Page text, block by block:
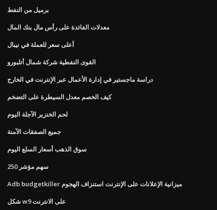
برميل من النفط
معدلات الفائدة على رأس مال بنك المال
أعلى سعر للعملة في نيبال
القوى النفطية شركة شمال أتلبورو
دراسة ماجستير في إدارة الأعمال عبر الإنترنت في الخارج
كيف الخصم معدل السيطرة على التضخم
لحم الخنزير الآجلة اليوم
جميع الصفقات الآمنة
سوق الذهب أسعار السلع اليوم
250 سهم مؤشر
Adb budgetkiller ميزانية الإعلانات على الإنترنت استنزاف الهجوم
شكل w9 على الانترنت